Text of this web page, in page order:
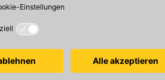
verfügbar